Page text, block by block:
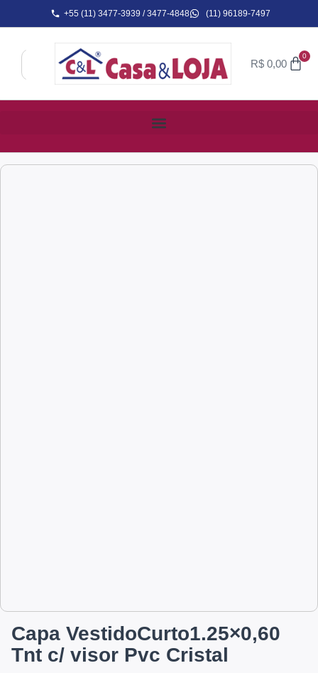
+55 (11) 3477-3939 / 3477-4848 (11) 96189-7497
R$ 0,00
0
Capa VestidoCurto1.25×0,60
Tnt c/ visor Pvc Cristal